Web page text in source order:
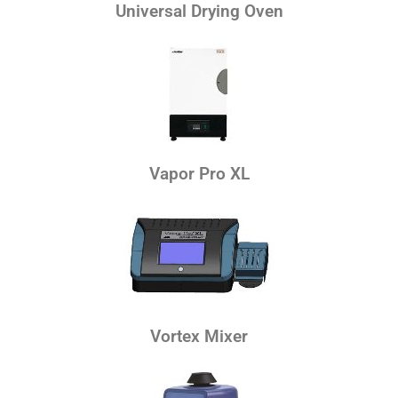
Universal Drying Oven
Vapor Pro XL
Vortex Mixer